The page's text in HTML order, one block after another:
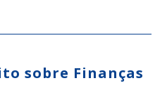
sobre Finanças